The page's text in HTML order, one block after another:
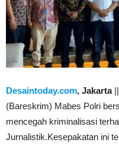
Desaintoday.com, Jakarta||
(Bareskrim) Mabes Polri
mencegah kriminalisasi
Jurnalistik.Kesepakatan ini